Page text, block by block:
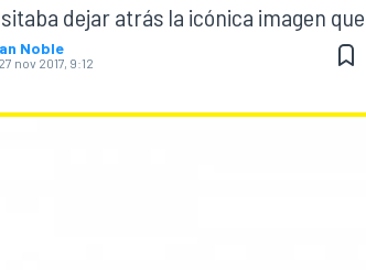
dejar atrás la icónica imagen
Noble
27 nov 2017, 9:12